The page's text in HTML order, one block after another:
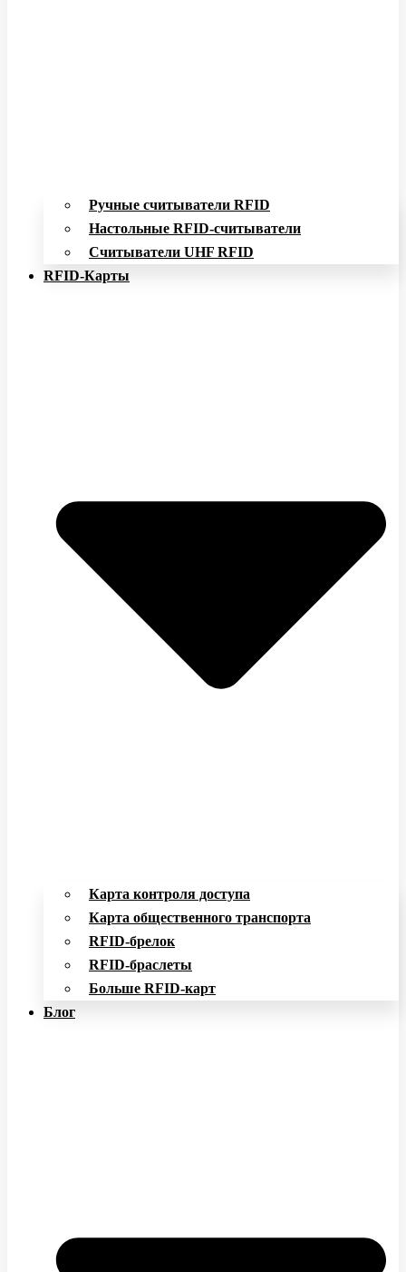
Ручные считыватели RFID
Настольные RFID-считыватели
Считыватели UHF RFID
RFID-Карты
Карта контроля доступа
Карта общественного транспорта
RFID-брелок
RFID-браслеты
Больше RFID-карт
Блог